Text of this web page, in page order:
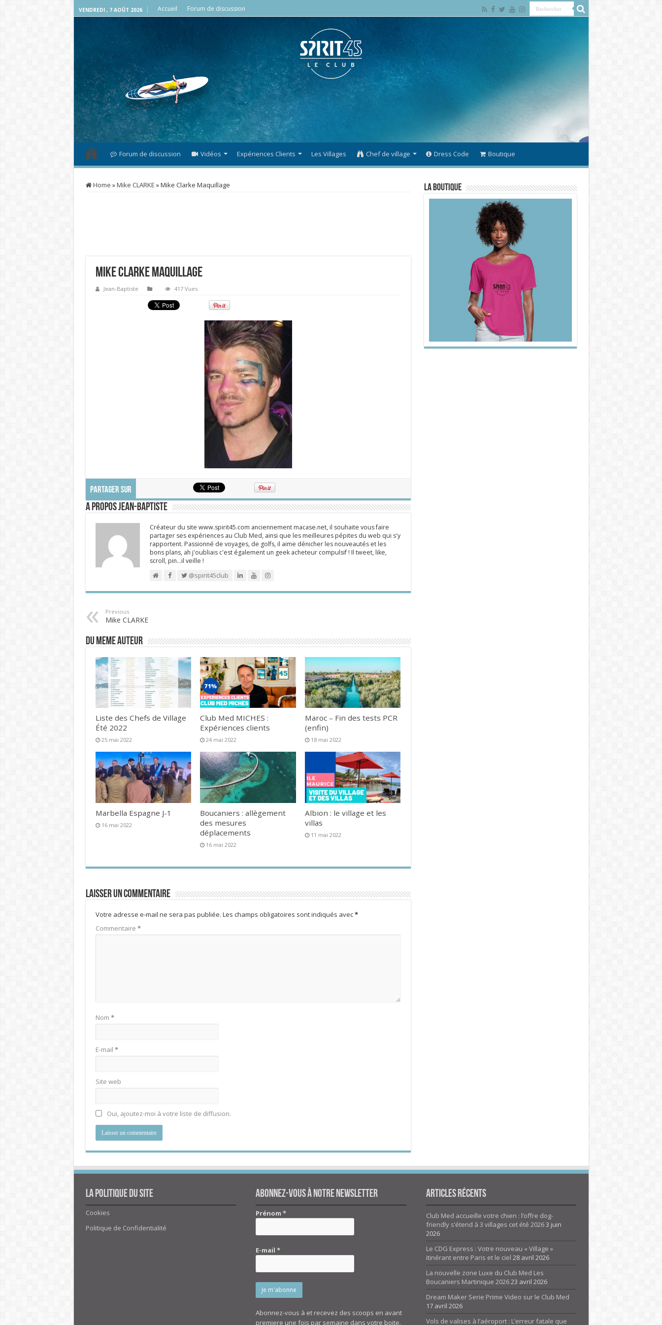
VENDREDI , 7 AOÛT 2026 Accueil Forum de discussion
Forum de discussion Vidéos Expériences Clients Les Villages Chef de village Dress Code Boutique
Home »Mike CLARKE »Mike Clarke Maquillage
Mike Clarke Maquillage
Jean-Baptiste 417 Vues
PARTAGER SUR
A propos Jean-Baptiste
Créateur du site www.spirit45.com anciennement macase.net, il souhaite vous faire
partager ses expériences au Club Med, ainsi que les meilleures pépites du web qui s'y
rapportent. Passionné de voyages, de golfs, il aime dénicher les nouveautés et les
bons plans, ah j'oubliais c'est également un geek acheteur compulsif ! Il tweet, like,
scroll, pin…il veille !
@spirit45club
Previous
Mike CLARKE
DU MEME AUTEUR
Liste des Chefs de Village
Été 2022
25 mai 2022
Club Med MICHES :
Expériences clients
24 mai 2022
Maroc – Fin des tests PCR
(enfin)
18 mai 2022
Marbella Espagne J-1
16 mai 2022
Boucaniers : allègement
des mesures
déplacements
16 mai 2022
Albion : le village et les
villas
11 mai 2022
Laisser un commentaire
Votre adresse e-mail ne sera pas publiée. Les champs obligatoires sont indiqués avec*
Commentaire *
Nom *
E-mail *
Site web
Oui, ajoutez-moi à votre liste de diffusion.
La Boutique
La politique du site
Cookies
Politique de Confidentialité
Abonnez-vous à notre newsletter
Prénom*
E-mail*
Abonnez-vous à et recevez des scoops en avant
premiere une fois par semaine dans votre boite.
Articles Récents
Club Med accueille votre chien : l’offre dog-
friendly s’étend à 3 villages cet été 20263 juin
2026
Le CDG Express : Votre nouveau « Village »
itinérant entre Paris et le ciel 28 avril 2026
La nouvelle zone Luxe du Club Med Les
Boucaniers Martinique 202623 avril 2026
Dream Maker Serie Prime Video sur le Club Med
17 avril 2026
Vols de valises à l’aéroport : L’erreur fatale que